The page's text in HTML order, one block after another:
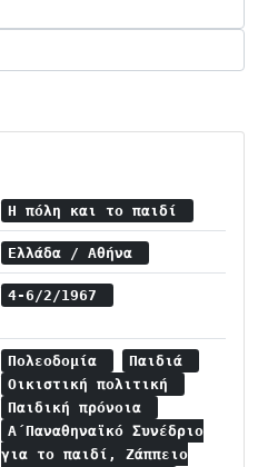
Η πόλη και το παιδί
Ελλάδα / Αθήνα
4-6/2/1967
Πολεοδομία
Παιδιά
Οικιστική πολιτική
Παιδική πρόνοια
Α΄Παναθηναϊκό Συνέδριο
για το παιδί, Ζάππειο